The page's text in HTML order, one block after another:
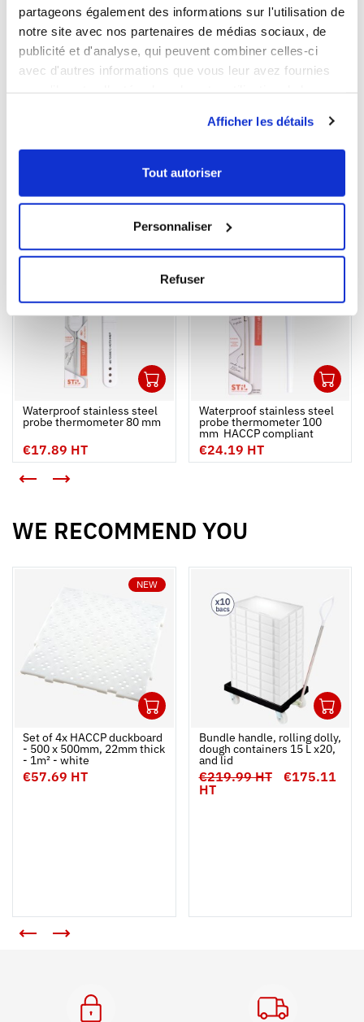
partageons également des informations sur l'utilisation de
notre site avec nos partenaires de médias sociaux, de
publicité et d'analyse, qui peuvent combiner celles-ci
avec d'autres informations que vous leur avez fournies
Afficher les détails
Tout autoriser
Personnaliser
Refuser
DOWNLOADABLE SHEET AND CERTIFICATE
BROWSE/DOWNLOAD THE PRODUCT SHEET
standards. This Gilac food contact compliance certificate
YOU WILL LIKE ALSO
NEW
Waterproof stainless steel
probe thermometer 80 mm
€17.89 HT
NEW
Waterproof stainless steel
probe thermometer 100
mm  HACCP compliant
€24.19 HT
>
WE RECOMMEND YOU
NEW
Ouvrir
Add to cart
Fermer
Set of 4x HACCP duckboard
- 500 x 500mm, 22mm thick
- 1m² - white
€57.69 HT
Ouvrir
Bundle handle, rolling dolly,
dough containers 15 L x20,
and lid
€219.99 HT
€175.11
HT